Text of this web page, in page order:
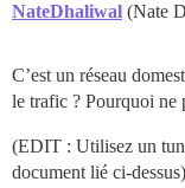
NateDhaliwal (Nate
C’est un réseau
le trafic ? Pourquoi ne
(EDIT : Utilisez un
document lié ci-dessus)